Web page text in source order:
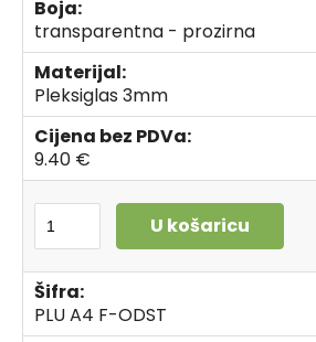
Boja:
transparentna - prozirna
Materijal:
Pleksiglas 3mm
Cijena bez PDVa:
9.40 €
U košaricu
Šifra:
PLU A4 F-ODST